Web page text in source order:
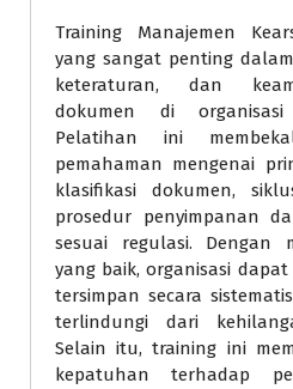
Training Manajemen
yang sangat penting
keteraturan, dan
dokumen di
Pelatihan ini
pemahaman mengenai
klasifikasi dokumen,
prosedur penyimpanan
sesuai regulasi. Dengan
yang baik, organisasi
tersimpan secara
terlindungi dari
Selain itu, training ini
kepatuhan terhadap